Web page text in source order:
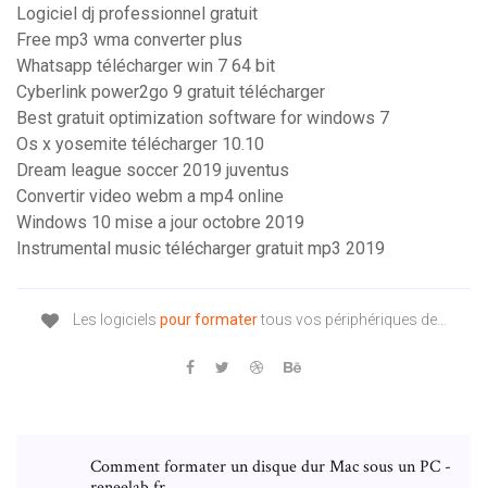
Logiciel dj professionnel gratuit
Free mp3 wma converter plus
Whatsapp télécharger win 7 64 bit
Cyberlink power2go 9 gratuit télécharger
Best gratuit optimization software for windows 7
Os x yosemite télécharger 10.10
Dream league soccer 2019 juventus
Convertir video webm a mp4 online
Windows 10 mise a jour octobre 2019
Instrumental music télécharger gratuit mp3 2019
Les logiciels pour formatertous vos périphériques de…
Comment formater un disque dur Mac sous un PC -